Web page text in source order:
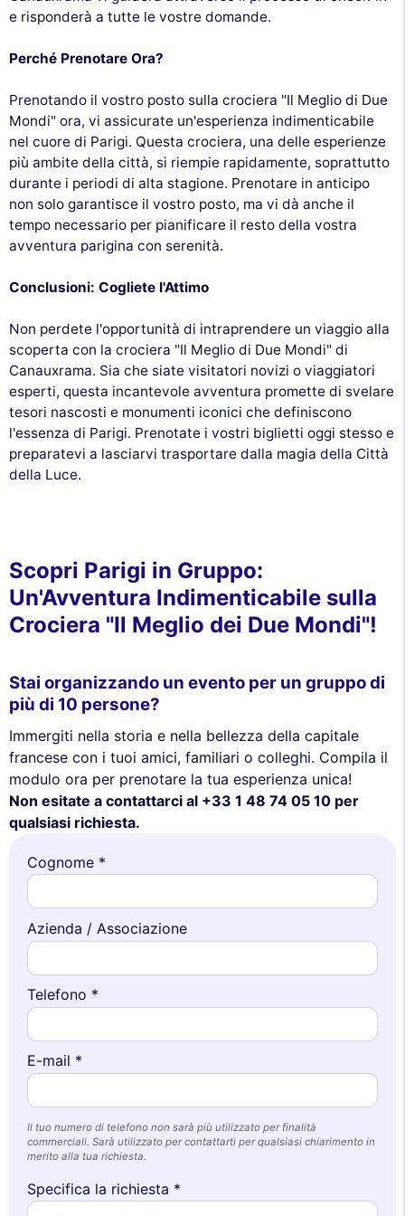
e risponderà a tutte le vostre domande.
Perché Prenotare Ora?
Prenotando il vostro posto sulla crociera "Il Meglio di Due
Mondi" ora, vi assicurate un'esperienza indimenticabile
nel cuore di Parigi. Questa crociera, una delle esperienze
più ambite della città, si riempie rapidamente, soprattutto
durante i periodi di alta stagione. Prenotare in anticipo
non solo garantisce il vostro posto, ma vi dà anche il
tempo necessario per pianificare il resto della vostra
avventura parigina con serenità.
Conclusioni: Cogliete l'Attimo
Non perdete l'opportunità di intraprendere un viaggio alla
scoperta con la crociera "Il Meglio di Due Mondi" di
Canauxrama. Sia che siate visitatori novizi o viaggiatori
esperti, questa incantevole avventura promette di svelare
tesori nascosti e monumenti iconici che definiscono
l'essenza di Parigi. Prenotate i vostri biglietti oggi stesso e
preparatevi a lasciarvi trasportare dalla magia della Città
della Luce.
Scopri Parigi in Gruppo:
Un'Avventura Indimenticabile sulla
Crociera "Il Meglio dei Due Mondi"!
Stai organizzando un evento per un gruppo di
più di 10 persone?
Immergiti nella storia e nella bellezza della capitale
francese con i tuoi amici, familiari o colleghi. Compila il
modulo ora per prenotare la tua esperienza unica!
Non esitate a contattarci al +33 1 48 74 05 10 per
qualsiasi richiesta.
Cognome *
Azienda / Associazione
Telefono *
E-mail *
Il tuo numero di telefono non sarà più utilizzato per finalità
commerciali. Sarà utilizzato per contattarti per qualsiasi chiarimento in
merito alla tua richiesta.
Specifica la richiesta *